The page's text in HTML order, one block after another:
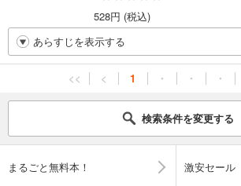
528円 (税込)
あらすじを表示する
<< < 1 ・ ・ ・
検索条件を変更する
まるごと無料本！ 激安セール